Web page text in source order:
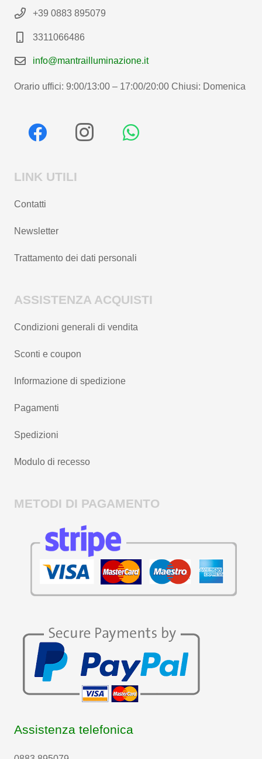
+39 0883 895079
3311066486
info@mantrailluminazione.it
Orario uffici: 9:00/13:00 – 17:00/20:00 Chiusi: Domenica
LINK UTILI
Contatti
Newsletter
Trattamento dei dati personali
ASSISTENZA ACQUISTI
Condizioni generali di vendita
Sconti e coupon
Informazione di spedizione
Pagamenti
Spedizioni
Modulo di recesso
METODI DI PAGAMENTO
Assistenza telefonica